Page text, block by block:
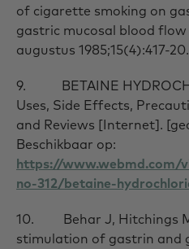
of cigarette smoking on
gastric mucosal blood
augustus 1985;15(4):417-20.
9. BETAINE
Uses, Side Effects,
and Reviews [Internet].
Beschikbaar op:
https://www.webmd.com/
no-312/betaine-
10. Behar J, Hitchings
stimulation of gastrin and